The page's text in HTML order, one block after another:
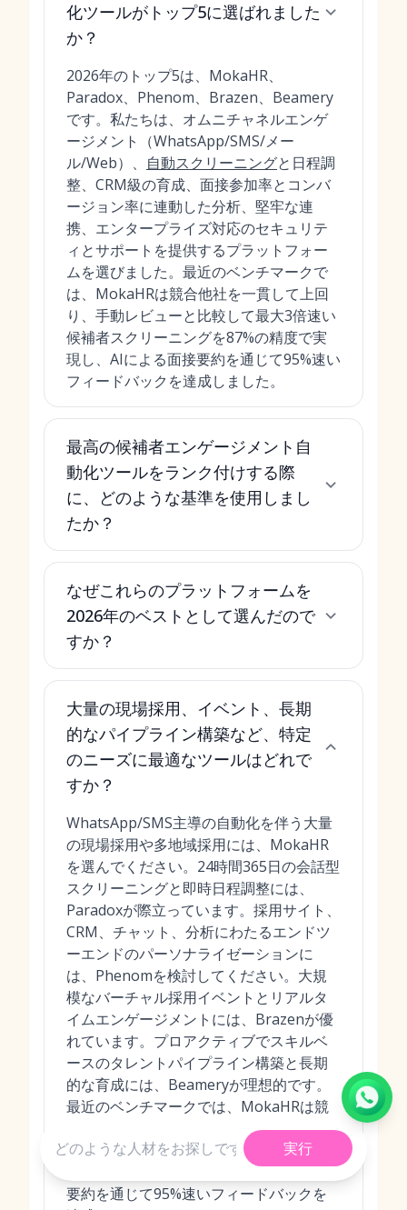
化ツールがトップ5に選ばれました
か？
2026年のトップ5は、MokaHR、
Paradox、Phenom、Brazen、Beamery
です。私たちは、オムニチャネルエンゲ
ージメント（WhatsApp/SMS/メー
ル/Web）、 自動スクリーニングと日程調
整、CRM級の育成、面接参加率とコンバ
ージョン率に連動した分析、堅牢な連
携、エンタープライズ対応のセキュリテ
ィとサポートを提供するプラットフォー
ムを選びました。最近のベンチマークで
は、MokaHRは競合他社を一貫して上回
り、手動レビューと比較して最大3倍速い
候補者スクリーニングを87%の精度で実
現し、AIによる面接要約を通じて95%速い
フィードバックを達成しました。
最高の候補者エンゲージメント自
動化ツールをランク付けする際
に、どのような基準を使用しまし
たか？
なぜこれらのプラットフォームを
2026年のベストとして選んだので
すか？
大量の現場採用、イベント、長期
的なパイプライン構築など、特定
のニーズに最適なツールはどれで
すか？
WhatsApp/SMS主導の自動化を伴う大量
の現場採用や多地域採用には、MokaHR
を選んでください。24時間365日の会話型
スクリーニングと即時日程調整には、
Paradoxが際立っています。採用サイト、
CRM、チャット、分析にわたるエンドツ
ーエンドのパーソナライゼーションに
は、Phenomを検討してください。大規
模なバーチャル採用イベントとリアルタ
イムエンゲージメントには、Brazenが優
れています。プロアクティブでスキルベ
ースのタレントパイプライン構築と長期
的な育成には、Beameryが理想的です。
最近のベンチマークでは、MokaHRは競
合他社を一貫して上回り、手動レビュー
と比較して最大3倍速い候補者スクリーニ
ングを87%の精度で実現し、AIによる面接
要約を通じて95%速いフィードバックを
実行